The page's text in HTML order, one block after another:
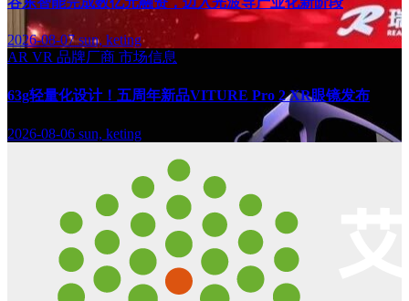
2026-08-07sun, keting
AR VR 品牌厂商 市场信息
63g轻量化设计！五周年新品VITURE Pro 2 XR眼镜发布
2026-08-06 sun, keting